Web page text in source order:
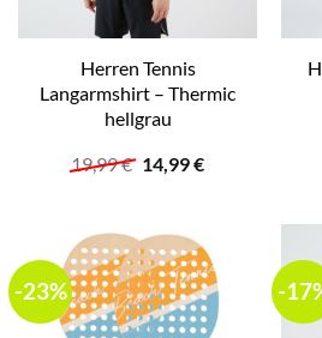
Herren Tennis
Langarmshirt – Thermic
hellgrau
19,99€ Ursprünglicher
Preis
14,99€Aktueller
-23% -